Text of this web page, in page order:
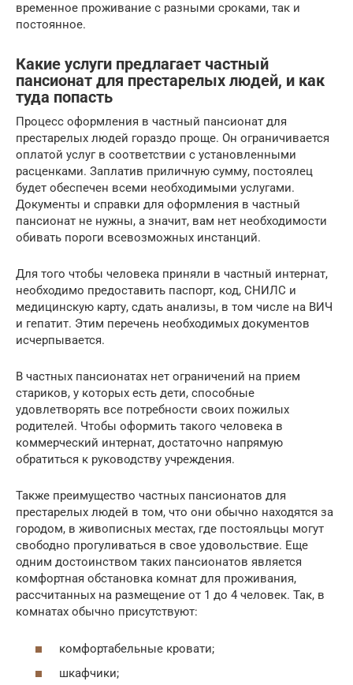
временное проживание с разными сроками, так и
постоянное.
Какие услуги предлагает частный
пансионат для престарелых людей, и как
туда попасть
Процесс оформления в частный пансионат для
престарелых людей гораздо проще. Он ограничивается
оплатой услуг в соответствии с установленными
расценками. Заплатив приличную сумму, постоялец
будет обеспечен всеми необходимыми услугами.
Документы и справки для оформления в частный
пансионат не нужны, а значит, вам нет необходимости
обивать пороги всевозможных инстанций.
Для того чтобы человека приняли в частный интернат,
необходимо предоставить паспорт, код, СНИЛС и
медицинскую карту, сдать анализы, в том числе на ВИЧ
и гепатит. Этим перечень необходимых документов
исчерпывается.
В частных пансионатах нет ограничений на прием
стариков, у которых есть дети, способные
удовлетворять все потребности своих пожилых
родителей. Чтобы оформить такого человека в
коммерческий интернат, достаточно напрямую
обратиться к руководству учреждения.
Также преимущество частных пансионатов для
престарелых людей в том, что они обычно находятся за
городом, в живописных местах, где постояльцы могут
свободно прогуливаться в свое удовольствие. Еще
одним достоинством таких пансионатов является
комфортная обстановка комнат для проживания,
рассчитанных на размещение от 1 до 4 человек. Так, в
комнатах обычно присутствуют:
комфортабельные кровати;
шкафчики;